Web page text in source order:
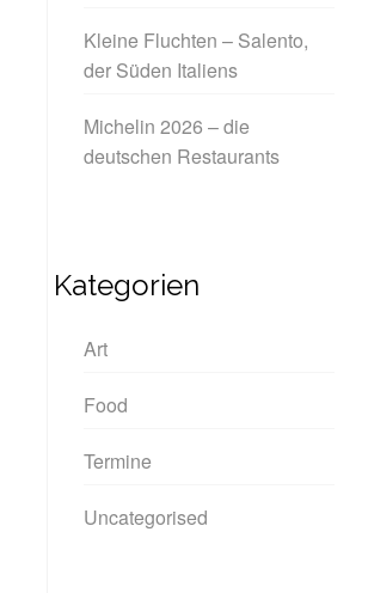
Kleine Fluchten – Salento,
der Süden Italiens
Michelin 2026 – die
deutschen Restaurants
Kategorien
Art
Food
Termine
Uncategorised